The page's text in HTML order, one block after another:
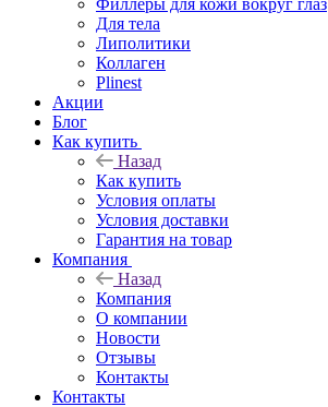
Филлеры для кожи вокруг глаз
Для тела
Липолитики
Коллаген
Plinest
Акции
Блог
Как купить
Назад
Как купить
Условия оплаты
Условия доставки
Гарантия на товар
Компания
Назад
Компания
О компании
Новости
Отзывы
Контакты
Контакты